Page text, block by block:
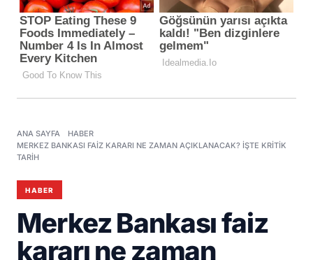
ANA SAYFA
HABER
MERKEZ BANKASI FAIZ KARARI NE ZAMAN AÇIKLANACAK? İŞTE KRITIK
TARIH
HABER
Merkez Bankası faiz
kararı ne zaman